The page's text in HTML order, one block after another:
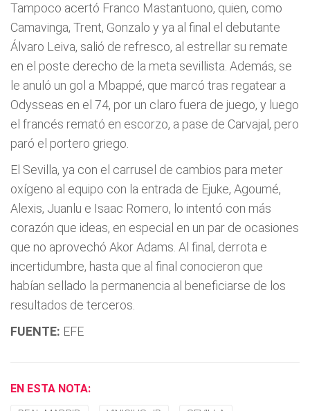
Tampoco acertó Franco Mastantuono, quien, como
Camavinga, Trent, Gonzalo y ya al final el debutante
Álvaro Leiva, salió de refresco, al estrellar su remate
en el poste derecho de la meta sevillista. Además, se
le anuló un gol a Mbappé, que marcó tras regatear a
Odysseas en el 74, por un claro fuera de juego, y luego
el francés remató en escorzo, a pase de Carvajal, pero
paró el portero griego.
El Sevilla, ya con el carrusel de cambios para meter
oxígeno al equipo con la entrada de Ejuke, Agoumé,
Alexis, Juanlu e Isaac Romero, lo intentó con más
corazón que ideas, en especial en un par de ocasiones
que no aprovechó Akor Adams. Al final, derrota e
incertidumbre, hasta que al final conocieron que
habían sellado la permanencia al beneficiarse de los
resultados de terceros.
FUENTE: EFE
EN ESTA NOTA: